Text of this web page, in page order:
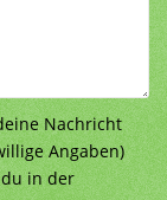
Nachricht
Angaben)
in der